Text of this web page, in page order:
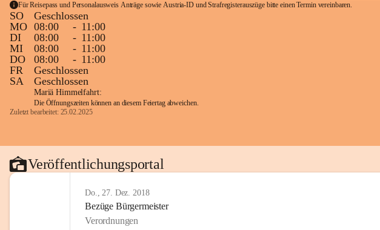
Für Reisepass und Personalausweis Anträge sowie Austria-ID und Strafregisterauszüge bitte einen Termin vereinbaren.
SO
Geschlossen
MO 08:00 - 11:00
DI
08:00 - 11:00
MI
08:00 - 11:00
DO
08:00 - 11:00
FR
Geschlossen
SA
Geschlossen
Mariä Himmelfahrt:
Die Öffnungszeiten können an diesem Feiertag abweichen.
Zuletzt bearbeitet: 25.02.2025
Veröffentlichungsportal
Do., 27. Dez. 2018
Bezüge Bürgermeister
Verordnungen